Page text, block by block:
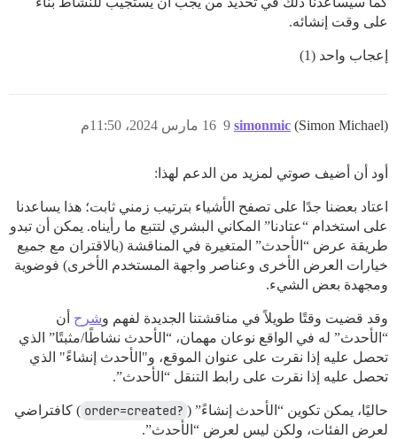
على وقت إنشائه.
إعجاب واحد (1)
simonmic (Simon Michael) 16 مارس 2024، 11:50م 9
أود أن أضيف صوتي لمزيد من الدعم لهذا:
اعتاد بعضنا جدًا على تصفح الأشياء بترتيب زمني ثابت؛ هذا يساعدنا
على استخدام “عتادنا” المكاني البشري لتتبع ما رأيناه. يمكن أن تبدو
طريقة عرض “الأحدث” المتغيرة في المناقشة (بالاقتران مع جميع
خيارات العرض الأخرى وعناصر واجهة المستخدم الأخرى) فوضوية
ومجهدة بعض الشيء.
وقد قضيت وقتًا طويلاً في مناقشتنا الجديدة لفهم وشرح أن
“الأحدث” له في الواقع نوعان مهمان، “الأحدث نشاطًا/مثبتًا” الذي
تحصل عليه إذا نقرت على عنوان الموقع، و"الأحدث إنشاءً" الذي
تحصل عليه إذا نقرت على رابط التنقل “الأحدث”.
حاليًا، يمكن تكوين “الأحدث إنشاءً” ( ?order=created
) كافتراضي
لعرض الفئات، ولكن ليس لعرض “الأحدث”.